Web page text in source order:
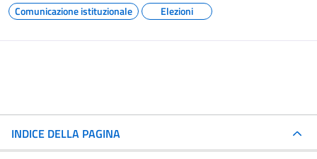
Comunicazione istituzionale Elezioni
INDICE DELLA PAGINA